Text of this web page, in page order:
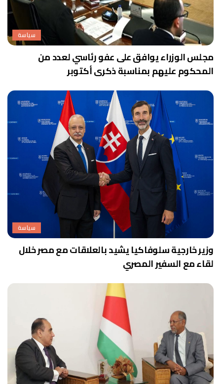
سياسة
مجلس الوزراء يوافق على عفو رئاسي لعدد من
المحكوم عليهم بمناسبة ذكرى أكتوبر
سياسة
وزير خارجية سلوفاكيا يشيد بالعلاقات مع مصر خلال
لقاء مع السفير المصري